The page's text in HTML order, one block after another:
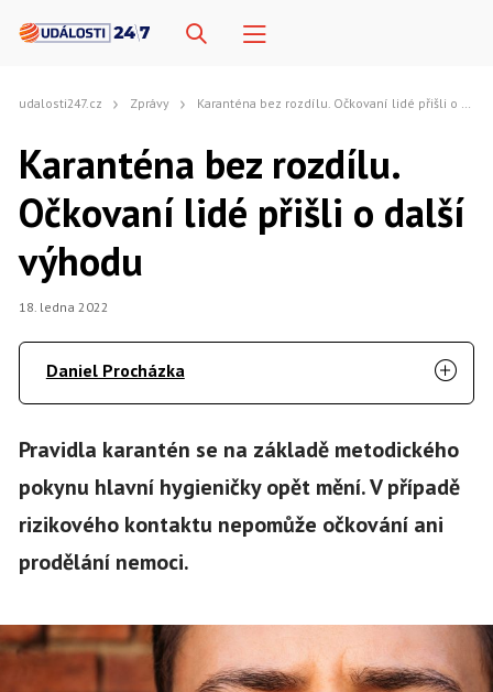
udalosti247.cz Zprávy Karanténa bez rozdílu. Očkovaní lidé přišli o další výhodu
Karanténa bez rozdílu.
Očkovaní lidé přišli o další
výhodu
18. ledna 2022
Daniel Procházka
Pravidla karantén se na základě metodického
pokynu hlavní hygieničky opět mění. V případě
rizikového kontaktu nepomůže očkování ani
prodělání nemoci.